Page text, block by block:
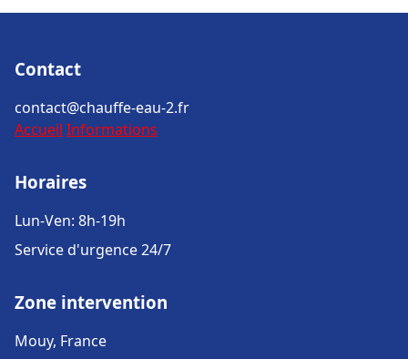
Contact
contact@chauffe-eau-2.fr
Accueil Informations
Horaires
Lun-Ven: 8h-19h
Service d'urgence 24/7
Zone intervention
Mouy, France